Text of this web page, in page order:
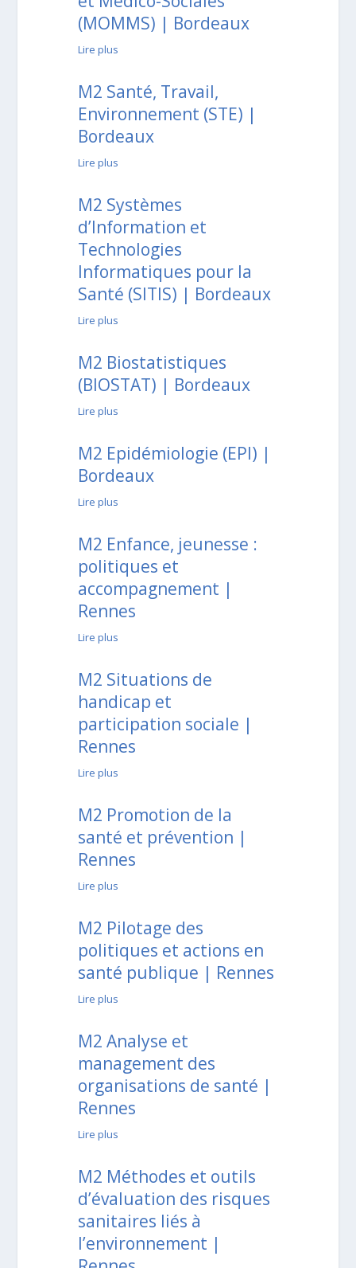
(MOMMS) | Bordeaux
Lire plus
M2 Santé, Travail,
Environnement (STE) |
Bordeaux
Lire plus
M2 Systèmes
d’Information et
Technologies
Informatiques pour la
Santé (SITIS) | Bordeaux
Lire plus
M2 Biostatistiques
(BIOSTAT) | Bordeaux
Lire plus
M2 Epidémiologie (EPI) |
Bordeaux
Lire plus
M2 Enfance, jeunesse :
politiques et
accompagnement |
Rennes
Lire plus
M2 Situations de
handicap et
participation sociale |
Rennes
Lire plus
M2 Promotion de la
santé et prévention |
Rennes
Lire plus
M2 Pilotage des
politiques et actions en
santé publique | Rennes
Lire plus
M2 Analyse et
management des
organisations de santé |
Rennes
Lire plus
M2 Méthodes et outils
d’évaluation des risques
sanitaires liés à
l’environnement |